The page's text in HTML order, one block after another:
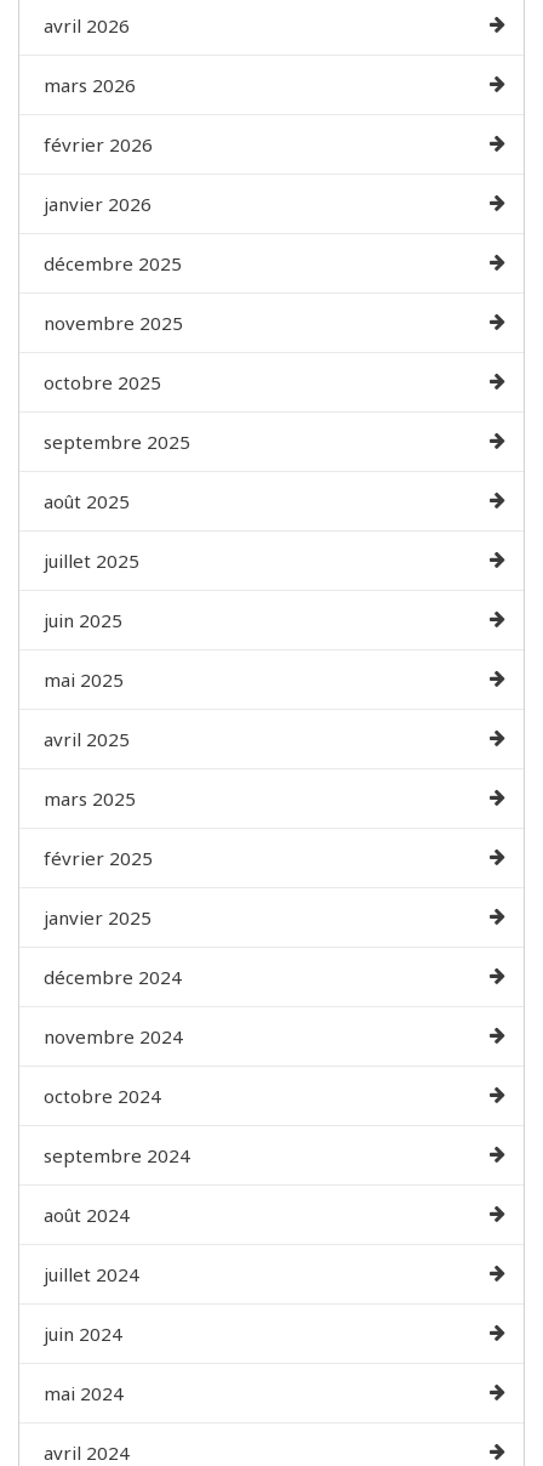
avril 2026
mars 2026
février 2026
janvier 2026
décembre 2025
novembre 2025
octobre 2025
septembre 2025
août 2025
juillet 2025
juin 2025
mai 2025
avril 2025
mars 2025
février 2025
janvier 2025
décembre 2024
novembre 2024
octobre 2024
septembre 2024
août 2024
juillet 2024
juin 2024
mai 2024
avril 2024